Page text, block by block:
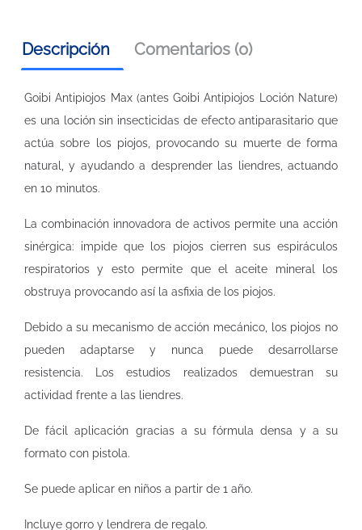
Descripción Comentarios (0)
Goibi Antipiojos Max (antes Goibi Antipiojos Loción Nature)
es una loción sin insecticidas de efecto antiparasitario que
actúa sobre los piojos, provocando su muerte de forma
natural, y ayudando a desprender las liendres, actuando
en 10 minutos.
La combinación innovadora de activos permite una acción
sinérgica: impide que los piojos cierren sus espiráculos
respiratorios y esto permite que el aceite mineral los
obstruya provocando así la asfixia de los piojos.
Debido a su mecanismo de acción mecánico, los piojos no
pueden adaptarse y nunca puede desarrollarse
resistencia. Los estudios realizados demuestran su
actividad frente a las liendres.
De fácil aplicación gracias a su fórmula densa y a su
formato con pistola.
Se puede aplicar en niños a partir de 1 año.
Incluye gorro y lendrera de regalo.